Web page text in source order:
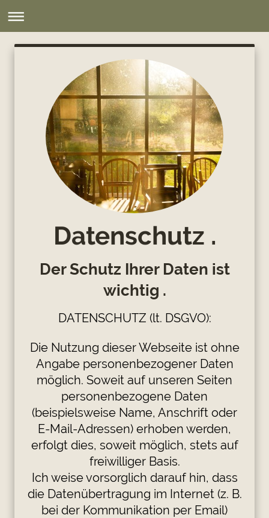
Datenschutz .
Der Schutz Ihrer Daten ist
wichtig .
DATENSCHUTZ (lt. DSGVO):
Die Nutzung dieser Webseite ist ohne
Angabe personenbezogener Daten
möglich. Soweit auf unseren Seiten
personenbezogene Daten
(beispielsweise Name, Anschrift oder
E-Mail-Adressen) erhoben werden,
erfolgt dies, soweit möglich, stets auf
freiwilliger Basis.
Ich weise vorsorglich darauf hin, dass
die Datenübertragung im Internet (z. B.
bei der Kommunikation per Email)